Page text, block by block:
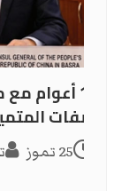
105 أعوام
الصفات
25 تموز